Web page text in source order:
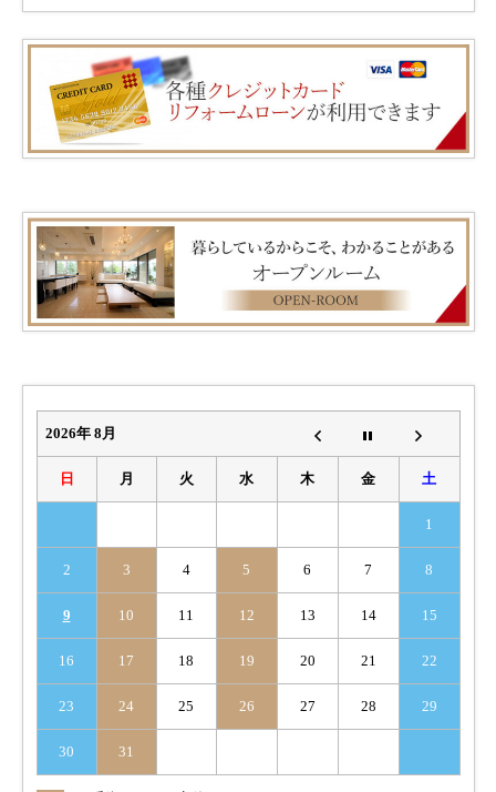
ビ
シ
ョ
ン
2026年 8月
日 月 火 水 木 金 土
1
2 3 4 5 6 7 8
9 10 11 12 13 14 15
16 17 18 19 20 21 22
23 24 25 26 27 28 29
30 31